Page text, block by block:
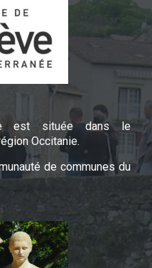
est située dans le
Occitanie.
de communes du